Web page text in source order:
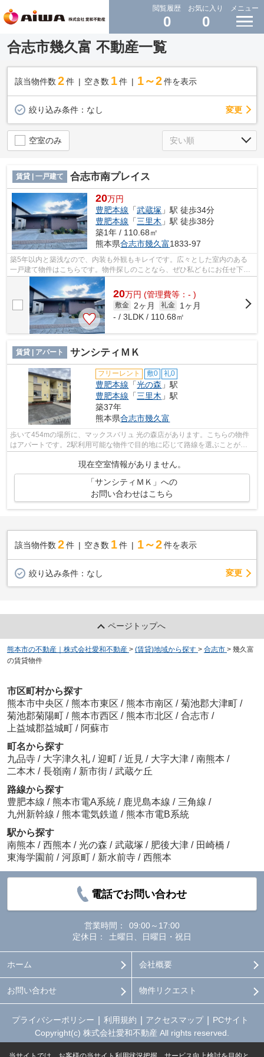
閲覧履歴
0
お気に入り
0
メニュー
合志市幾久富 不動産一覧
該当物件数 2件 空き数 1 件 1～2 件を表示
絞り込み条件： なし 変更
空室のみ
賃貸 | 一戸建て 合志市南プレイス
20万円
豊肥本線 「武蔵塚 」駅 徒歩34分
豊肥本線 「三里木 」駅 徒歩38分
築1年 / 110.68㎡
熊本県合志市幾久富1833-97
築5年以内と築浅なので、内装も外観もキレイです。広々とした室内のある
一戸建て物件はこちらです。物件探しのことなら、ぜひ私どもにお任せ下さ
い。お客様のこだわりの条件にもっとも...
20万円 (管理費等：- )
敷金 2ヶ月 礼金
1ヶ月
- / 3LDK / 110.68㎡
賃貸 | アパート サンシティＭＫ
フリーレント 敷0 礼0
豊肥本線 「光の森 」駅
豊肥本線 「三里木 」駅
築37年
熊本県合志市幾久富
歩いて454mの場所に、マックスバリュ 光の森店があります。こちらの物件
はアパートです。2駅利用可能な物件で目的地に応じて路線を選ぶことがで
現在空室情報がありません。
「サンシティＭＫ」への
お問い合わせはこちら
該当物件数 2件 空き数 1 件 1～2 件を表示
絞り込み条件： なし 変更
ページトップへ
熊本市の不動産｜株式会社愛和不動産 > (賃貸)地域から探す > 合志市 > 幾久富
の賃貸物件
市区町村から探す
熊本市中央区 / 熊本市東区 / 熊本市南区 / 菊池郡大津町 /
菊池郡菊陽町 / 熊本市西区 / 熊本市北区 / 合志市 /
上益城郡益城町 / 阿蘇市
町名から探す
九品寺 / 大字津久礼 / 迎町 / 近見 / 大字大津 / 南熊本 /
二本木 / 長嶺南 / 新市街 / 武蔵ケ丘
路線から探す
豊肥本線 / 熊本市電A系統 / 鹿児島本線 / 三角線 /
九州新幹線 / 熊本電気鉄道 / 熊本市電B系統
駅から探す
南熊本 / 西熊本 / 光の森 / 武蔵塚 / 肥後大津 / 田崎橋 /
東海学園前 / 河原町 / 新水前寺 / 西熊本
電話でお問い合わせ
営業時間：
09:00～17:00
定休日：
土曜日、日曜日・祝日
ホーム 会社概要
お問い合わせ 物件リクエスト
プライバシーポリシー 利用規約 アクセスマップ
PCサイト
Copyright(c) 株式会社愛和不動産 All rights reserved.